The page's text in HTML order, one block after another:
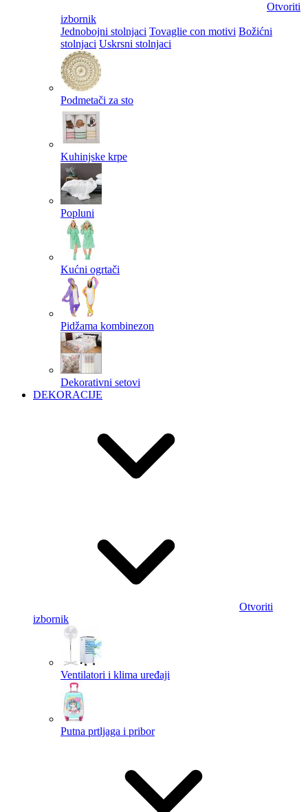
Otvoriti
izbornik
Jednobojni stolnjaci Tovaglie con motivi Božićni
stolnjaci Uskrsni stolnjaci
Podmetači za sto
Kuhinjske krpe
Popluni
Kućni ogrtači
Pidžama kombinezon
Dekorativni setovi
DEKORACIJE
Otvoriti
izbornik
Ventilatori i klima uređaji
Putna prtljaga i pribor